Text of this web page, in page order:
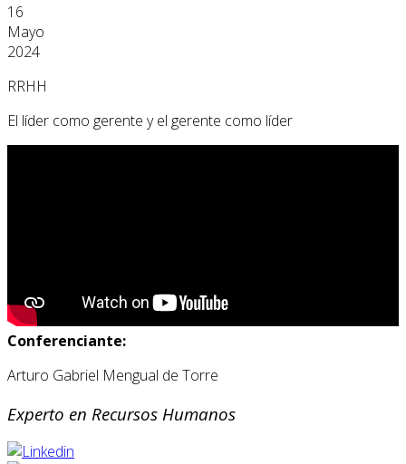
16
Mayo
2024
RRHH
El líder como gerente y el gerente como líder
Conferenciante:
Arturo Gabriel Mengual de Torre
Experto en Recursos Humanos